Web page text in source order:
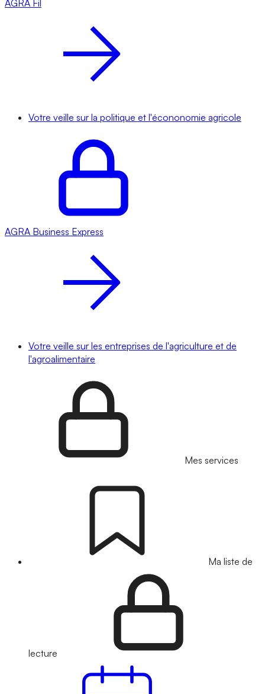
AGRA Fil
Votre veille sur la politique et l'écononomie agricole
AGRA Business Express
Votre veille sur les entreprises de l'agriculture et de
l'agroalimentaire
Mes services
Ma liste de
lecture